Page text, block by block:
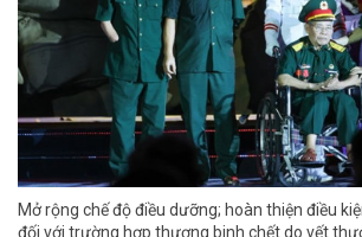
Mở rộng chế độ điều dưỡng; hoàn thiện điều
đối với trường hợp thương binh chết do vết